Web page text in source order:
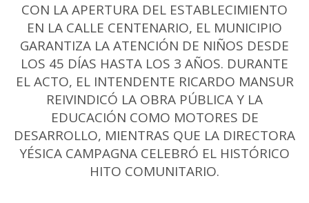
CON LA APERTURA DEL ESTABLECIMIENTO
EN LA CALLE CENTENARIO, EL MUNICIPIO
GARANTIZA LA ATENCIÓN DE NIÑOS DESDE
LOS 45 DÍAS HASTA LOS 3 AÑOS. DURANTE
EL ACTO, EL INTENDENTE RICARDO MANSUR
REIVINDICÓ LA OBRA PÚBLICA Y LA
EDUCACIÓN COMO MOTORES DE
DESARROLLO, MIENTRAS QUE LA DIRECTORA
YÉSICA CAMPAGNA CELEBRÓ EL HISTÓRICO
HITO COMUNITARIO.